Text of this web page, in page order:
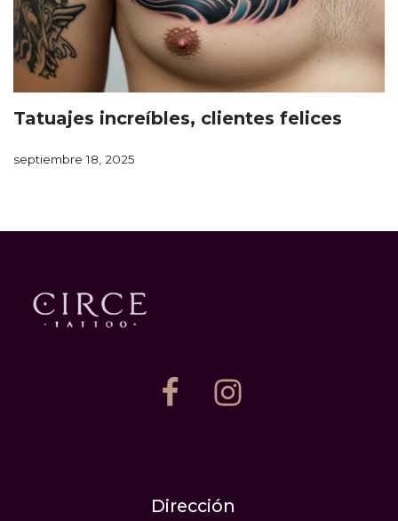
Tatuajes increíbles, clientes felices
septiembre 18, 2025
Dirección